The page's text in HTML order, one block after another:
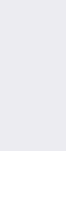
454205-1,